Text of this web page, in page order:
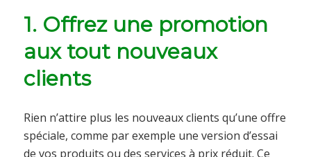
1. Offrez une promotion
aux tout nouveaux
clients
Rien n’attire plus les nouveaux clients qu’une offre
spéciale, comme par exemple une version d’essai
de vos produits ou des services à prix réduit. Ce